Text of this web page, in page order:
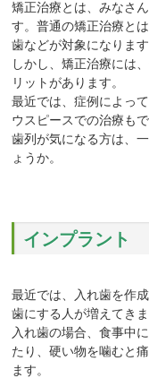
矯正治療とは、みなさ
す。普通の矯正治療と
歯などが対象になります
しかし、矯正治療には
リットがあります。
最近では、症例によっ
ウスピースでの治療も
歯列が気になる方は、
ょうか。
インプラント
最近では、入れ歯を作
歯にする人が増えてきま
入れ歯の場合、食事中
たり、硬い物を噛むと
ます。